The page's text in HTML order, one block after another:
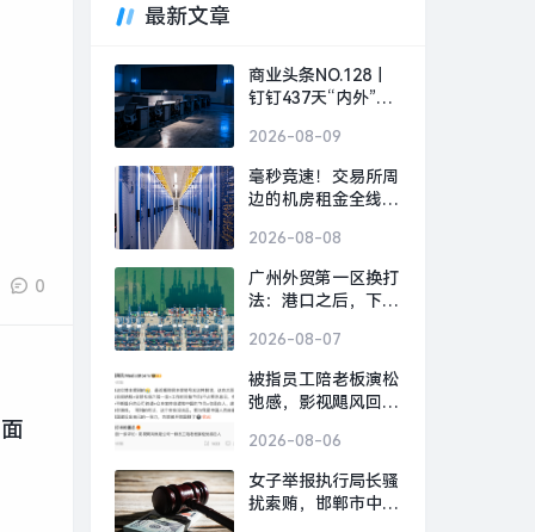
0
最新文章
商业头条NO.128｜
钉钉437天“内外”风
2026-08-09
毫秒竞速！交易所周
边的机房租金全线上
2026-08-08
广州外贸第一区换打
法：港口之后，下一
新闻
2026-08-07
被指员工陪老板演松
弛感，影视飓风回
毒|界面新闻 · 科技
2026-08-06
女子举报执行局长骚
扰索贿，邯郸市中